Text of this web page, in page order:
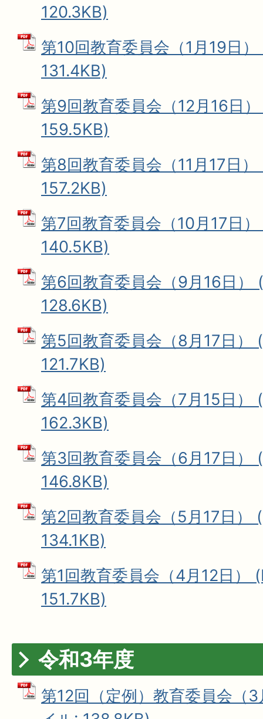
120.3KB)
第10回教育委員会（1月19日
131.4KB)
第9回教育委員会（12月16日
159.5KB)
第8回教育委員会（11月17日
157.2KB)
第7回教育委員会（10月17日
140.5KB)
第6回教育委員会（9月16日）
128.6KB)
第5回教育委員会（8月17日）
121.7KB)
第4回教育委員会（7月15日）
162.3KB)
第3回教育委員会（6月17日）
146.8KB)
第2回教育委員会（5月17日）
134.1KB)
第1回教育委員会（4月12日）
151.7KB)
令和3年度
第12回（定例）教育委員会（